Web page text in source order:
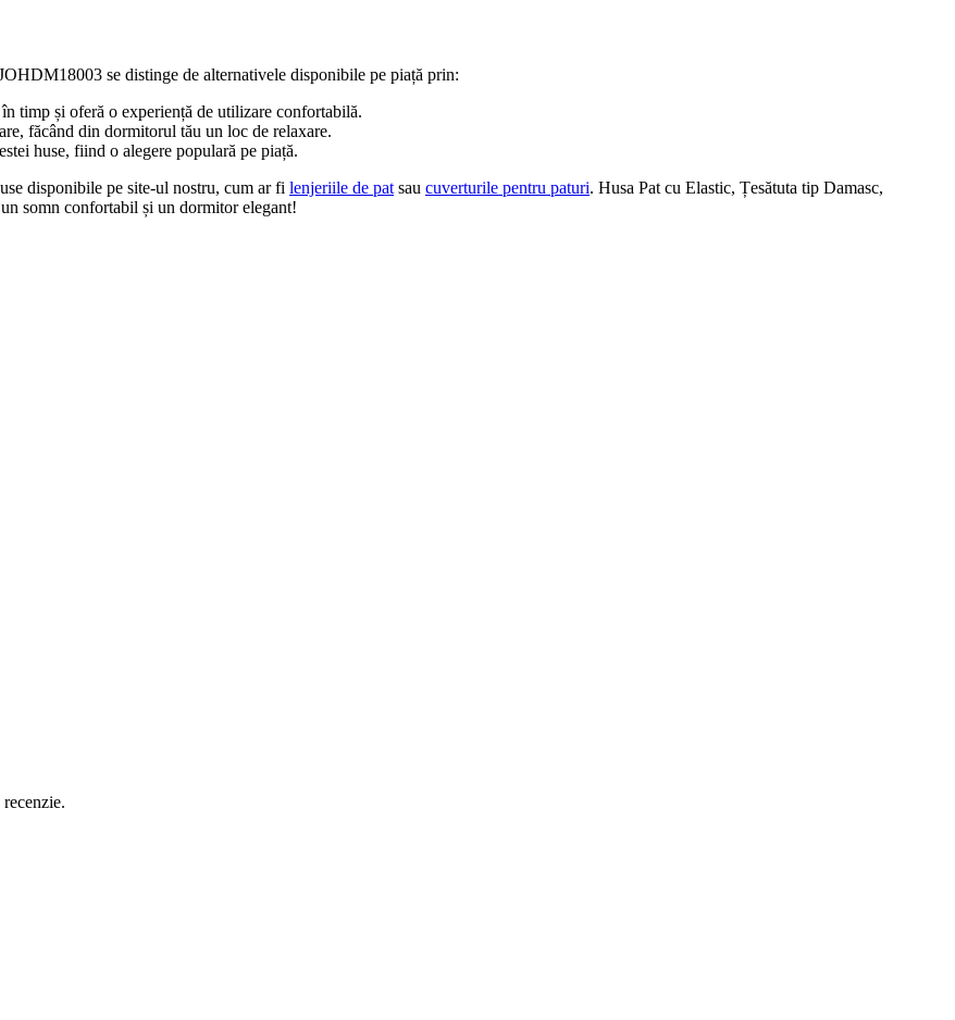
se distinge de alternativele disponibile pe piață prin:
timp și oferă o experiență de utilizare confortabilă.
făcând din dormitorul tău un loc de relaxare.
huse, fiind o alegere populară pe piață.
disponibile pe site-ul nostru, cum ar fi lenjeriile de pat sau cuverturile pentru paturi. Husa Pat cu Elastic, Țesătuta tip Damasc,
somn confortabil și un dormitor elegant!